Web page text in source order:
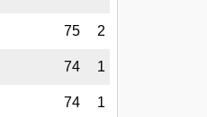
75 2
74 1
74 1